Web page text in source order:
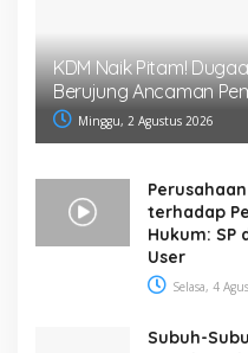
KDM Naik Pitam!
Berujung Ancaman
Minggu, 2 Agustus 2026
terhadap
Hukum: SP
User
Selasa, 4
Subuh-